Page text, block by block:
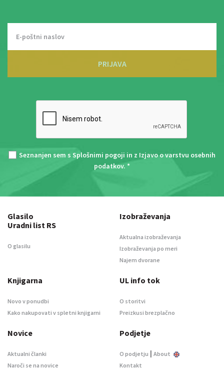
PRIJAVA
Seznanjen sem s Splošnimi pogoji in z Izjavo o varstvu osebnih
podatkov. *
Glasilo
Uradni list RS
O glasilu
Izobraževanja
Aktualna izobraževanja
Izobraževanja po meri
Najem dvorane
Knjigarna
Novo v ponudbi
Kako nakupovati v spletni knjigarni
UL info tok
O storitvi
Preizkusi brezplačno
Novice
Aktualni članki
Naroči se na novice
Podjetje
O podjetju | About
Kontakt